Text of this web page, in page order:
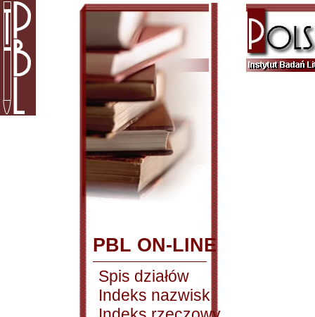
PBL ON-LINE
Spis działów
Indeks nazwisk